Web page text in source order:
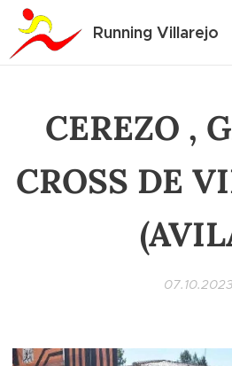
Running Villarejo
CEREZO ,
CROSS DE
07.10.2023